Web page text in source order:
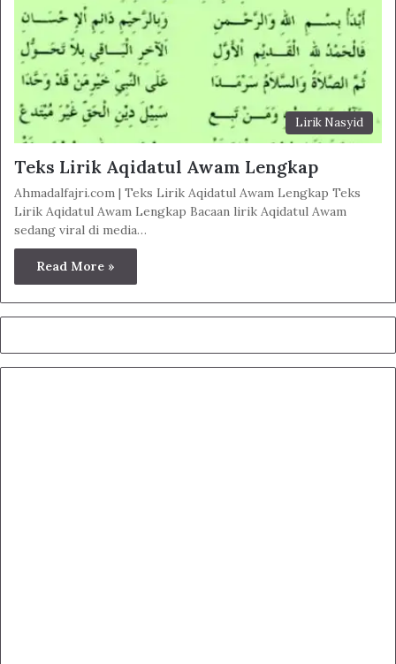
Lirik Nasyid
Teks Lirik Aqidatul Awam Lengkap
Ahmadalfajri.com | Teks Lirik Aqidatul Awam Lengkap Teks
Lirik Aqidatul Awam Lengkap Bacaan lirik Aqidatul Awam
sedang viral di media…
Read More »